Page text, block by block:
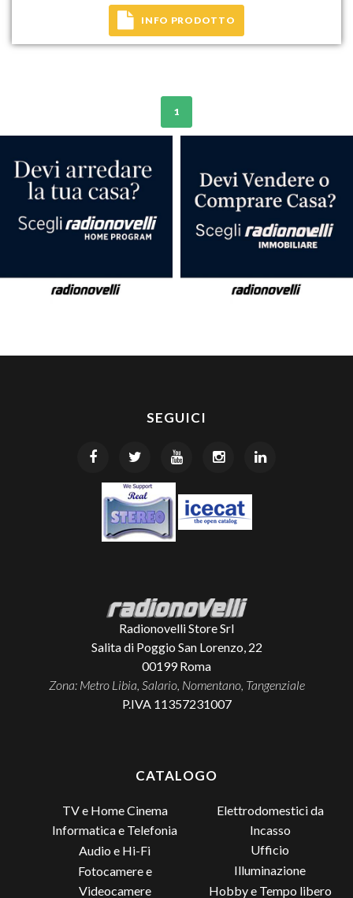
INFO PRODOTTO
1
SEGUICI
Radionovelli Store Srl
Salita di Poggio San Lorenzo, 22
00199 Roma
Zona: Metro Libia, Salario, Nomentano, Tangenziale
P.IVA 11357231007
CATALOGO
TV e Home Cinema
Informatica e Telefonia
Audio e Hi-Fi
Fotocamere e
Videocamere
Elettrodomestici da
Incasso
Ufficio
Illuminazione
Hobby e Tempo libero